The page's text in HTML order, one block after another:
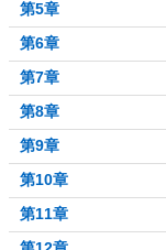
第5章
第6章
第7章
第8章
第9章
第10章
第11章